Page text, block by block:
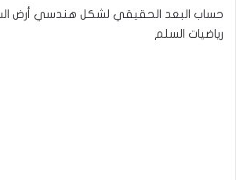
حساب البعد الحقيقي لشكل هندسي أرض
رياضيات السلم